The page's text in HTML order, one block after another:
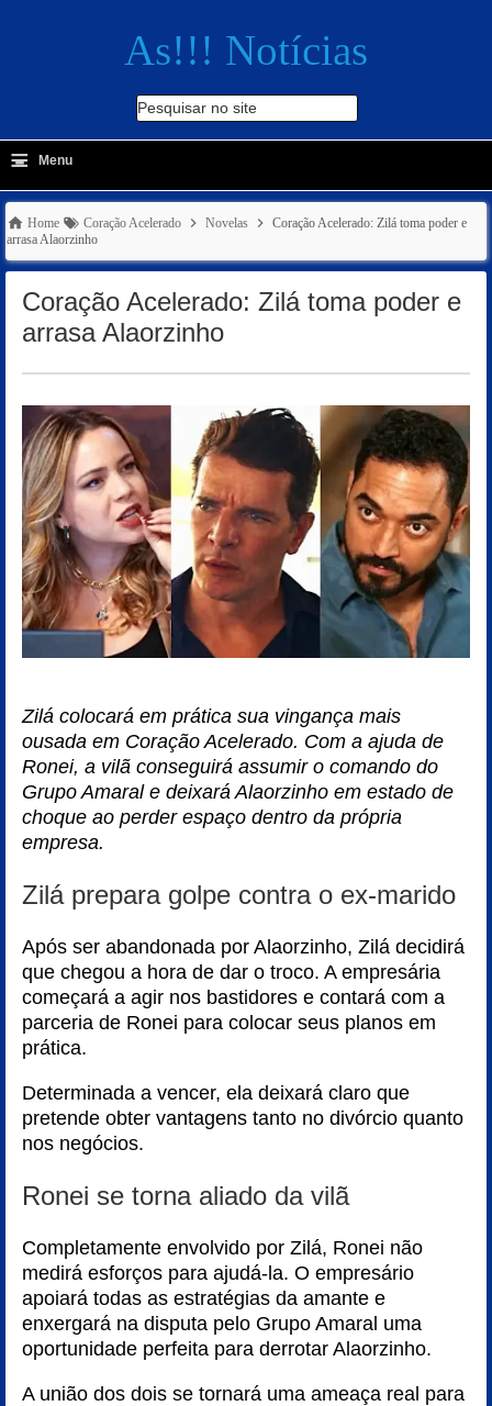
As!!! Notícias
Pesquisar no site
-
≡ Menu
Home Coração Acelerado Novelas
Coração Acelerado: Zilá toma poder e
arrasa Alaorzinho
Coração Acelerado: Zilá toma poder e
arrasa Alaorzinho
Zilá colocará em prática sua vingança mais
ousada em Coração Acelerado. Com a ajuda de
Ronei, a vilã conseguirá assumir o comando do
Grupo Amaral e deixará Alaorzinho em estado de
choque ao perder espaço dentro da própria
empresa.
Zilá prepara golpe contra o ex-marido
Após ser abandonada por Alaorzinho, Zilá decidirá
que chegou a hora de dar o troco. A empresária
começará a agir nos bastidores e contará com a
parceria de Ronei para colocar seus planos em
prática.
Determinada a vencer, ela deixará claro que
pretende obter vantagens tanto no divórcio quanto
nos negócios.
Ronei se torna aliado da vilã
Completamente envolvido por Zilá, Ronei não
medirá esforços para ajudá-la. O empresário
apoiará todas as estratégias da amante e
enxergará na disputa pelo Grupo Amaral uma
oportunidade perfeita para derrotar Alaorzinho.
A união dos dois se tornará uma ameaça real para